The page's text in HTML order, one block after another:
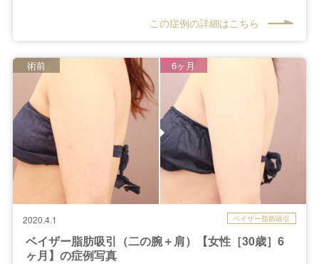
この症例の詳細はこちら
2020.4.1 ベイザー脂肪吸引
ベイザー脂肪吸引（二の腕＋肩）【女性［30歳］6
ヶ月】の症例写真
術前 6ヶ月